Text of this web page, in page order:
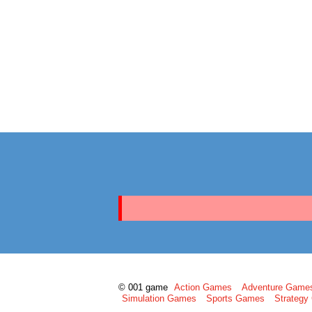
© 001 game Action Games
Adventure
Simulation Games
Sports Games Strategy